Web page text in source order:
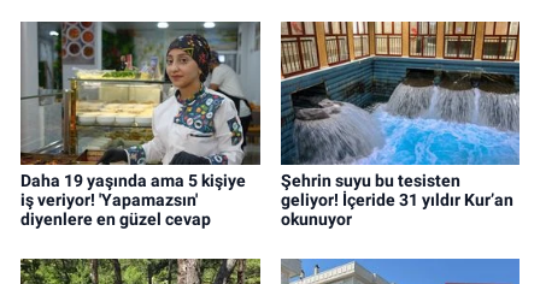
Daha 19 yaşında ama 5 kişiye
iş veriyor! 'Yapamazsın'
diyenlere en güzel cevap
Şehrin suyu bu tesisten
geliyor! İçeride 31 yıldır Kur’an
okunuyor